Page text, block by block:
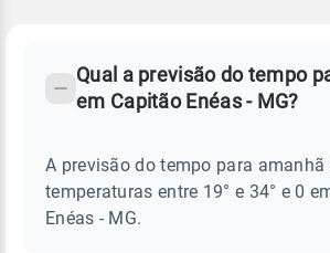
CAPITÃO
ENÉAS
Perguntas
sobre
chuva
Qual a previsão do tempo
em Capitão Enéas - MG?
A previsão do tempo para amanhã
temperaturas entre 19° e 34° e 0
Enéas - MG.